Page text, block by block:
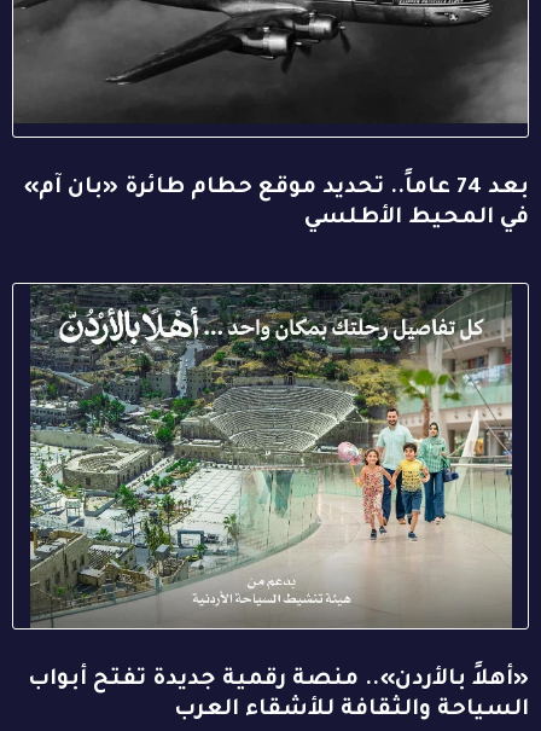
بعد 74 عاماً.. تحديد موقع حطام طائرة «بان آم»
في المحيط الأطلسي
«أهلاً بالأردن».. منصة رقمية جديدة تفتح أبواب
السياحة والثقافة للأشقاء العرب